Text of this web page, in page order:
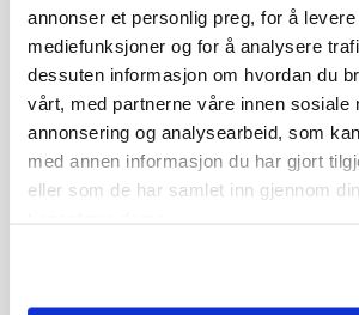
annonser et personlig preg, for å
mediefunksjoner og for å analysere
dessuten informasjon om hvordan du
vårt, med partnerne våre innen sosiale
annonsering og analysearbeid, som
med annen informasjon du har gjort
eller som de har samlet inn gjennom